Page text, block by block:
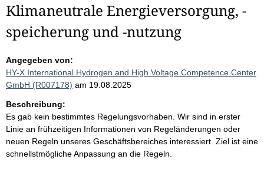
Klimaneutrale Energieversorgung, -
speicherung und -nutzung
Angegeben von:
HY-X International Hydrogen and High Voltage Competence Center
GmbH (R007178) am 19.08.2025
Beschreibung:
Es gab kein bestimmtes Regelungsvorhaben. Wir sind in erster
Linie an frühzeitigen Informationen von Regeländerungen oder
neuen Regeln unseres Geschäftsbereiches interessiert. Ziel ist eine
schnellstmögliche Anpassung an die Regeln.